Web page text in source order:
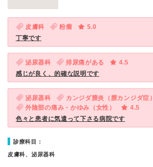
皮膚科 粉瘤
5.0
丁寧です
泌尿器科 排尿痛がある
4.5
感じが良く、的確な説明です
泌尿器科
カンジダ膣炎（膣カンジダ症）
外陰部の痛み・かゆみ（女性）
4.5
色々と患者に気遣って下さる病院です
診療科目：
皮膚科、泌尿器科